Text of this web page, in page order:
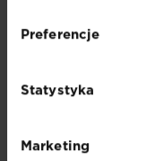
Preferencje
Statystyka
Marketing
Podlewanie:
wybieganiu